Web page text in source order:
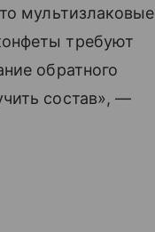
мультизлаковые
требуют
обратного
состав», —